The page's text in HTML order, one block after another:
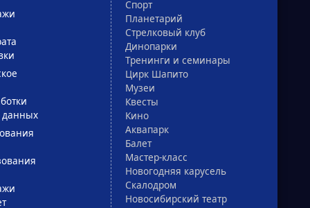
данных
Спорт
Планетарий
Стрелковый клуб
Динопарки
Тренинги и семинары
Цирк Шапито
Музеи
Квесты
Кино
Аквапарк
Балет
Мастер-класс
Новогодняя карусель
Скалодром
Новосибирский театр